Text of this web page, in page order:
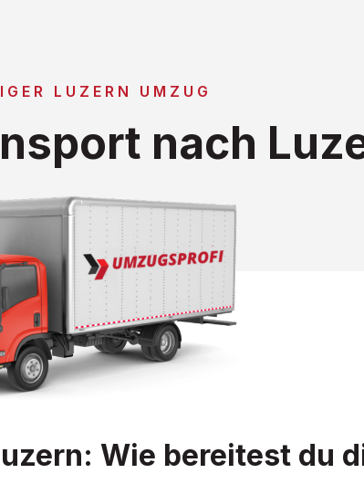
LUZERN UMZUG
nach
Wie bereitest du